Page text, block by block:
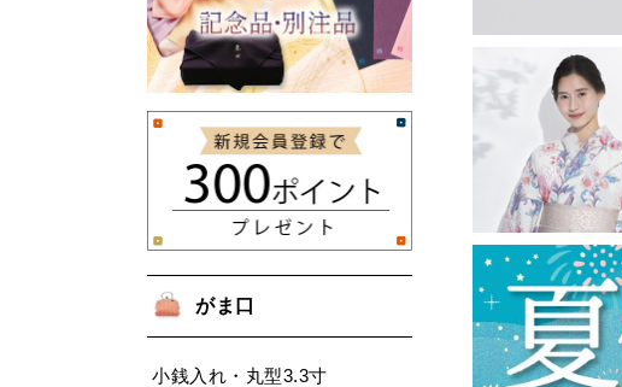
その他
収納・リビング
ホームウエア
男物
長財布
二つ折り財布
名刺入れ・カードケース
雑貨
お土産
がま口
小銭入れ・丸型3.3寸